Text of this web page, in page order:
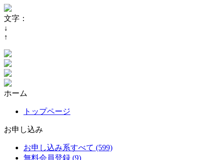
文字：
↓
↑
ホーム
トップページ
お申し込み
お申し込み系すべて (599)
無料会員登録 (9)